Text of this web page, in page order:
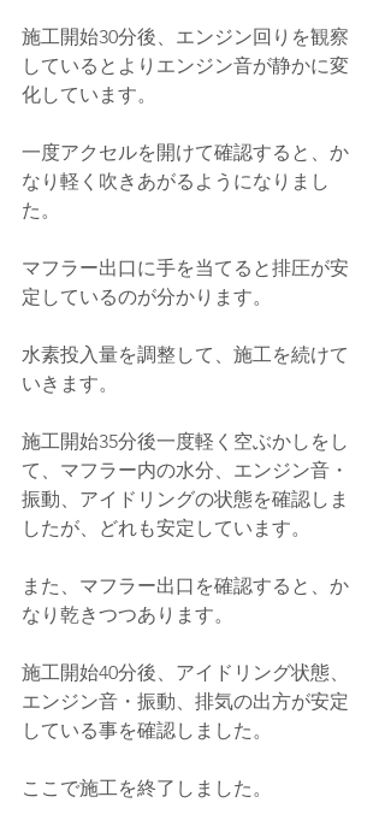
施工開始30分後、エンジン回りを観察
しているとよりエンジン音が静かに変
化しています。
一度アクセルを開けて確認すると、か
なり軽く吹きあがるようになりまし
た。
マフラー出口に手を当てると排圧が安
定しているのが分かります。
水素投入量を調整して、施工を続けて
いきます。
施工開始35分後一度軽く空ぶかしをし
て、マフラー内の水分、エンジン音・
振動、アイドリングの状態を確認しま
したが、どれも安定しています。
また、マフラー出口を確認すると、か
なり乾きつつあります。
施工開始40分後、アイドリング状態、
エンジン音・振動、排気の出方が安定
している事を確認しました。
ここで施工を終了しました。